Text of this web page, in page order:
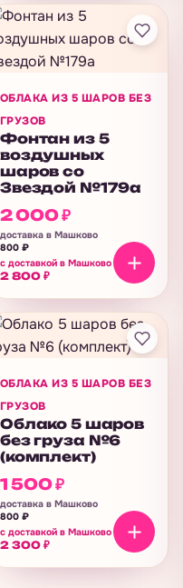
ОБЛАКА ИЗ 5 ШАРОВ БЕЗ
ГРУЗОВ
Фонтан из 5
воздушных
шаров со
Звездой №179а
2 000₽
доставка в Машково
800 ₽
с доставкой в Машково
2 800 ₽
ОБЛАКА ИЗ 5 ШАРОВ БЕЗ
ГРУЗОВ
Облако 5 шаров
без груза №6
(комплект)
1 500₽
доставка в Машково
800 ₽
с доставкой в Машково
2 300 ₽